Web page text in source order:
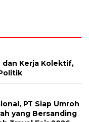
dan Kerja Kolektif,
PT Siap Umroh
yang Bersanding